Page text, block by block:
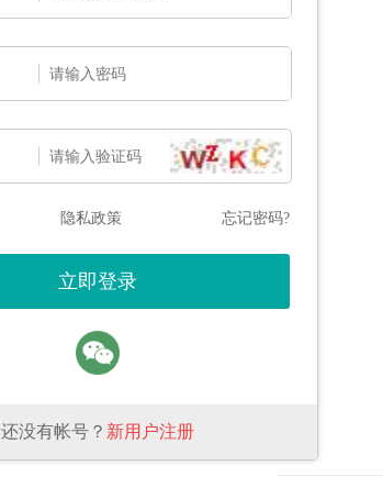
隐私政策 忘记密码?
还没有帐号？ 新用户注册